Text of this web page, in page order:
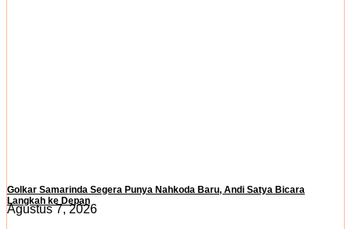
Golkar Samarinda Segera Punya Nahkoda Baru, Andi Satya Bicara
Langkah ke Depan
Agustus 7, 2026